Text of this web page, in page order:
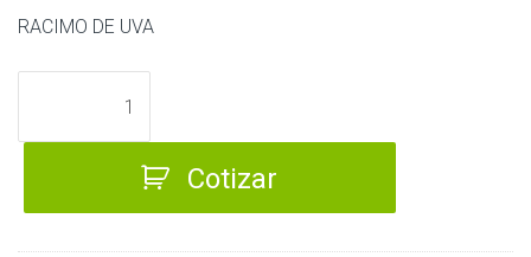
RACIMO DE UVA
UVA
Cotizar